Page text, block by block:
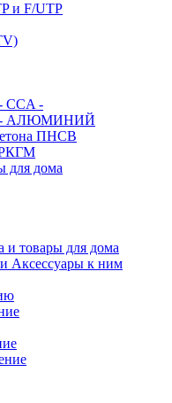
и F/UTP
-
- АЛЮМИНИЙ
ПНСВ
РКГМ
для дома
и товары для дома
Аксессуары к ним